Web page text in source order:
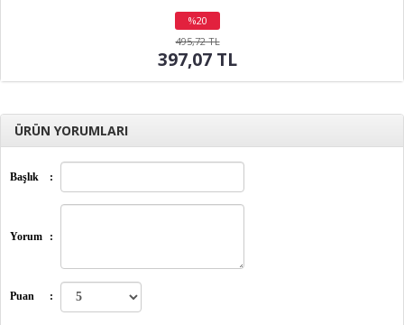
%20
indirim
495,72 TL
397,07 TL
ÜRÜN YORUMLARI
Başlık :
Yorum :
Puan :